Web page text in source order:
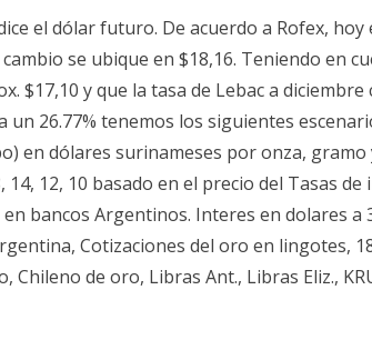
el dólar futuro. De acuerdo a Rofex, hoy
se ubique en $18,16. Teniendo en
$17,10 y que la tasa de Lebac a
26.77% tenemos los siguientes
en dólares surinameses por onza, gramo
12, 10 basado en el precio del Tasas de
bancos Argentinos. Interes en dolares a
Cotizaciones del oro en lingotes,
de oro, Libras Ant., Libras Eliz.,